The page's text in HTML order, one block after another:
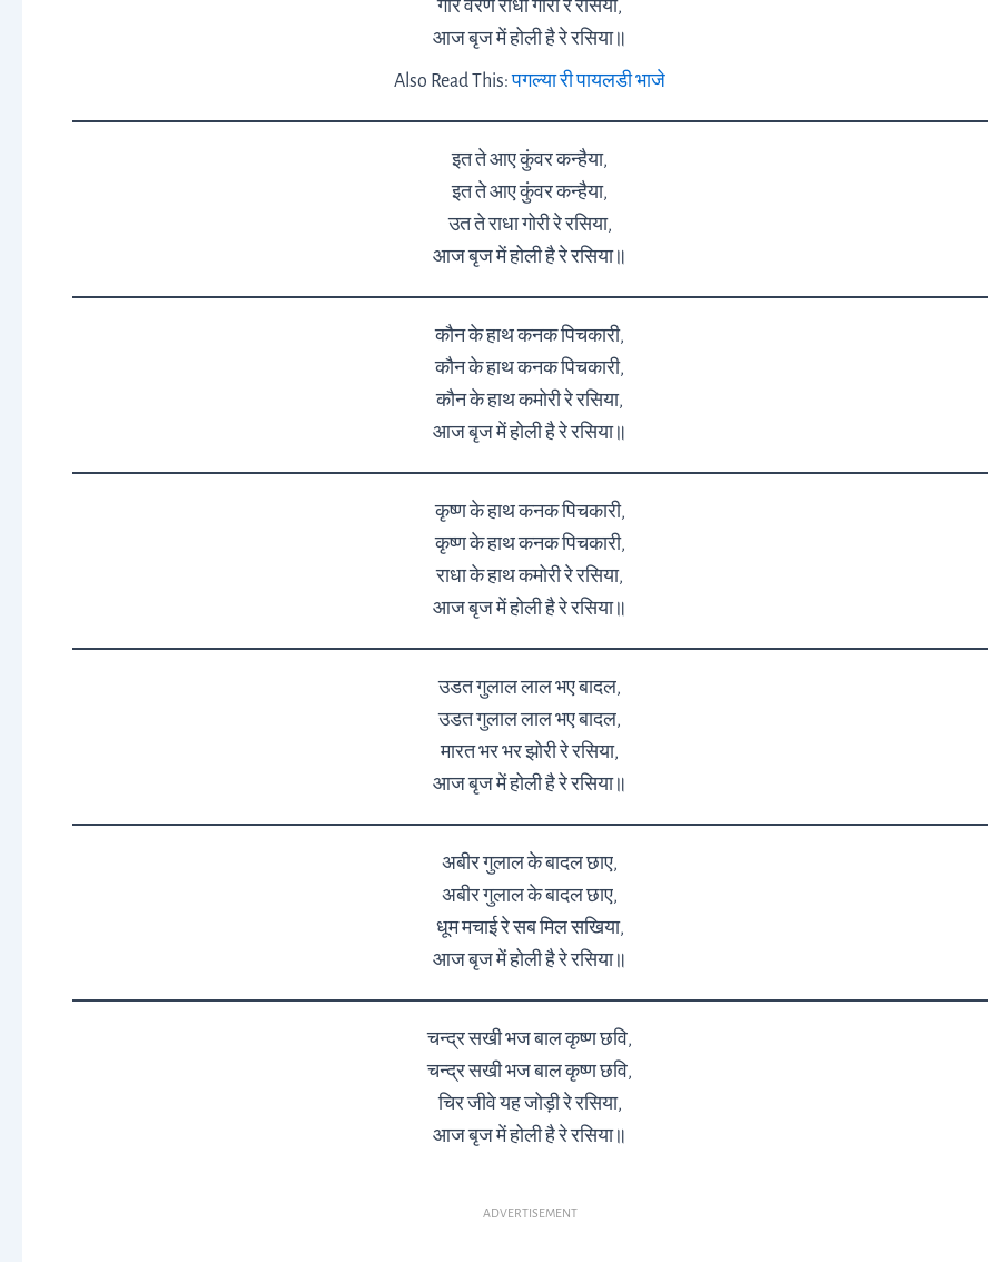
गौर वरण राधा गोरी रे रसिया,
आज बृज में होली है रे रसिया॥
Also Read This:पगल्या री पायलडी भाजे
इत ते आए कुंवर कन्हैया,
इत ते आए कुंवर कन्हैया,
उत ते राधा गोरी रे रसिया,
आज बृज में होली है रे रसिया॥
कौन के हाथ कनक पिचकारी,
कौन के हाथ कनक पिचकारी,
कौन के हाथ कमोरी रे रसिया,
आज बृज में होली है रे रसिया॥
कृष्ण के हाथ कनक पिचकारी,
कृष्ण के हाथ कनक पिचकारी,
राधा के हाथ कमोरी रे रसिया,
आज बृज में होली है रे रसिया॥
उडत गुलाल लाल भए बादल,
उडत गुलाल लाल भए बादल,
मारत भर भर झोरी रे रसिया,
आज बृज में होली है रे रसिया॥
अबीर गुलाल के बादल छाए,
अबीर गुलाल के बादल छाए,
धूम मचाई रे सब मिल सखिया,
आज बृज में होली है रे रसिया॥
चन्द्र सखी भज बाल कृष्ण छवि,
चन्द्र सखी भज बाल कृष्ण छवि,
चिर जीवे यह जोड़ी रे रसिया,
आज बृज में होली है रे रसिया॥
ADVERTISEMENT